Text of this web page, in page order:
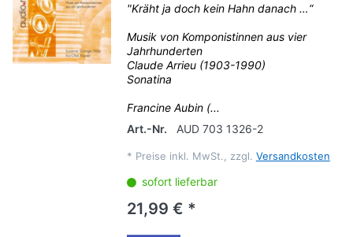
"Kräht ja doch kein Hahn danach …“
Musik von Komponistinnen aus vier
Jahrhunderten
Claude Arrieu (1903-1990)
Sonatina
Francine Aubin (...
Art.-Nr.
AUD 703 1326-2
* Preise inkl. MwSt., zzgl. Versandkosten
sofort lieferbar
21,99 € *